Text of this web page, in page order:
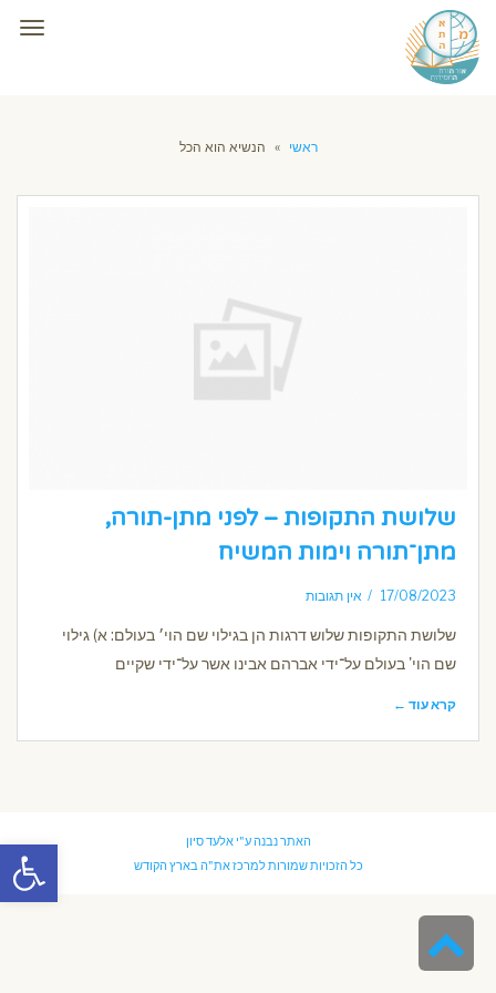
פתח
ראשי » הנשיא הוא הכל
שלושת התקופות – לפני מתן-תורה,
מתן־תורה וימות המשיח
17/08/2023 אין תגובות
שלושת התקופות שלוש דרגות הן בגילוי שם הוי׳ בעולם: א) גילוי
שם הוי' בעולם על־ידי אברהם אבינו אשר על־ידי שקיים
קרא עוד ←
האתר נבנה ע"יאלעד סיון
כל הזכויות שמורות למרכז את"ה בארץ הקודש
לראש